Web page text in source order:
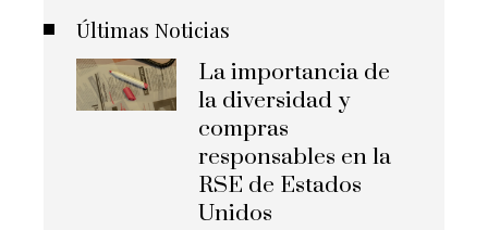
Últimas Noticias
La importancia de
la diversidad y
compras
responsables en la
RSE de Estados
Unidos